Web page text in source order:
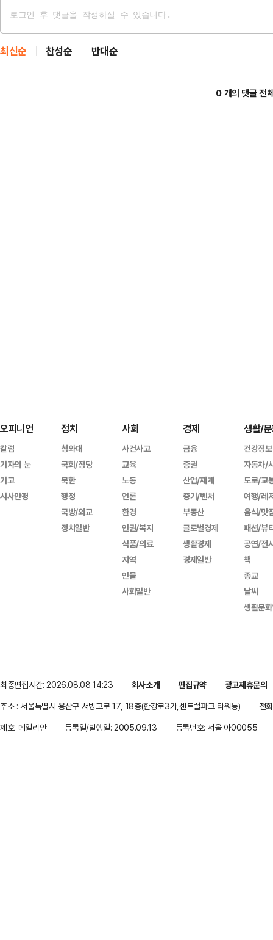
최신순 찬성순 반대순
0 개의 댓글 전
오피니언
칼럼
기자의 눈
기고
시사만평
정치
청와대
국회/정당
북한
행정
국방/외교
정치일반
사회
사건사고
교육
노동
언론
환경
인권/복지
식품/의료
지역
인물
사회일반
경제
금융
증권
산업/재계
중기/벤처
부동산
글로벌경제
생활경제
경제일반
생활/
건강정보
자동차/
도로/교
여행/레
음식/맛
패션/뷰
공연/전
책
종교
날씨
생활문
최종편집시간: 2026.08.08 14:23 회사소개 편집규약
광고제휴문의
주소 : 서울특별시 용산구 서빙고로 17, 18층(한강로3가,센트럴파크 타워동)
전
제호: 데일리안
등록일/발행일: 2005.09.13 등록번호: 서울 아00055